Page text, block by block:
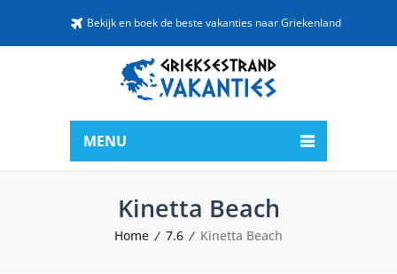
Bekijk en boek de beste vakanties naar Griekenland
MENU
Kinetta Beach
Home 7.6 Kinetta Beach